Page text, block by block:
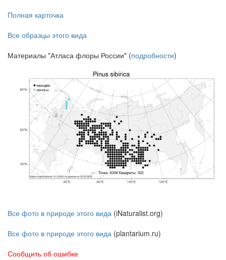
Полная карточка
Все образцы этого вида
Материалы "Атласа флоры России" (подробности)
Все фото в природе этого вида (iNaturalist.org)
Все фото в природе этого вида (plantarium.ru)
Сообщить об ошибке